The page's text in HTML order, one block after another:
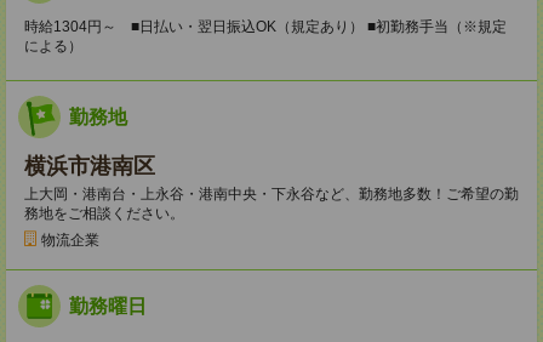
時給1304円～ ■日払い・翌日振込OK（規定あり） ■初勤務手当（※規定
による）
勤務地
横浜市港南区
上大岡・港南台・上永谷・港南中央・下永谷など、勤務地多数！ご希望の勤
務地をご相談ください。
物流企業
勤務曜日